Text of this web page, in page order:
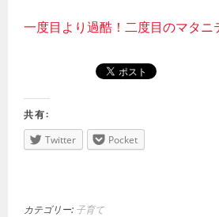
一度目より過酷！二度目のマタニ
共有:
Twitter
Pocket
カテゴリー: 子育て